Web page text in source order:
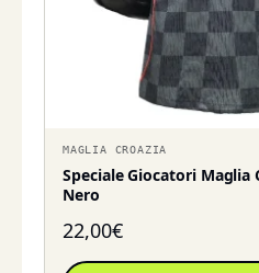
MAGLIA CROAZIA
Speciale Giocatori Maglia
Nero
22,00€